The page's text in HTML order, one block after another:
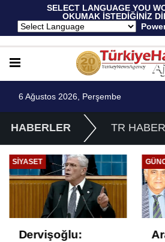
SELECT LANGUAGE YOU
OKUMAK İSTEDİĞİNİZ
6 Ağustos 2026, Perşembe
HABERLER TR HABER
SIYASET
Dervişoğlu: